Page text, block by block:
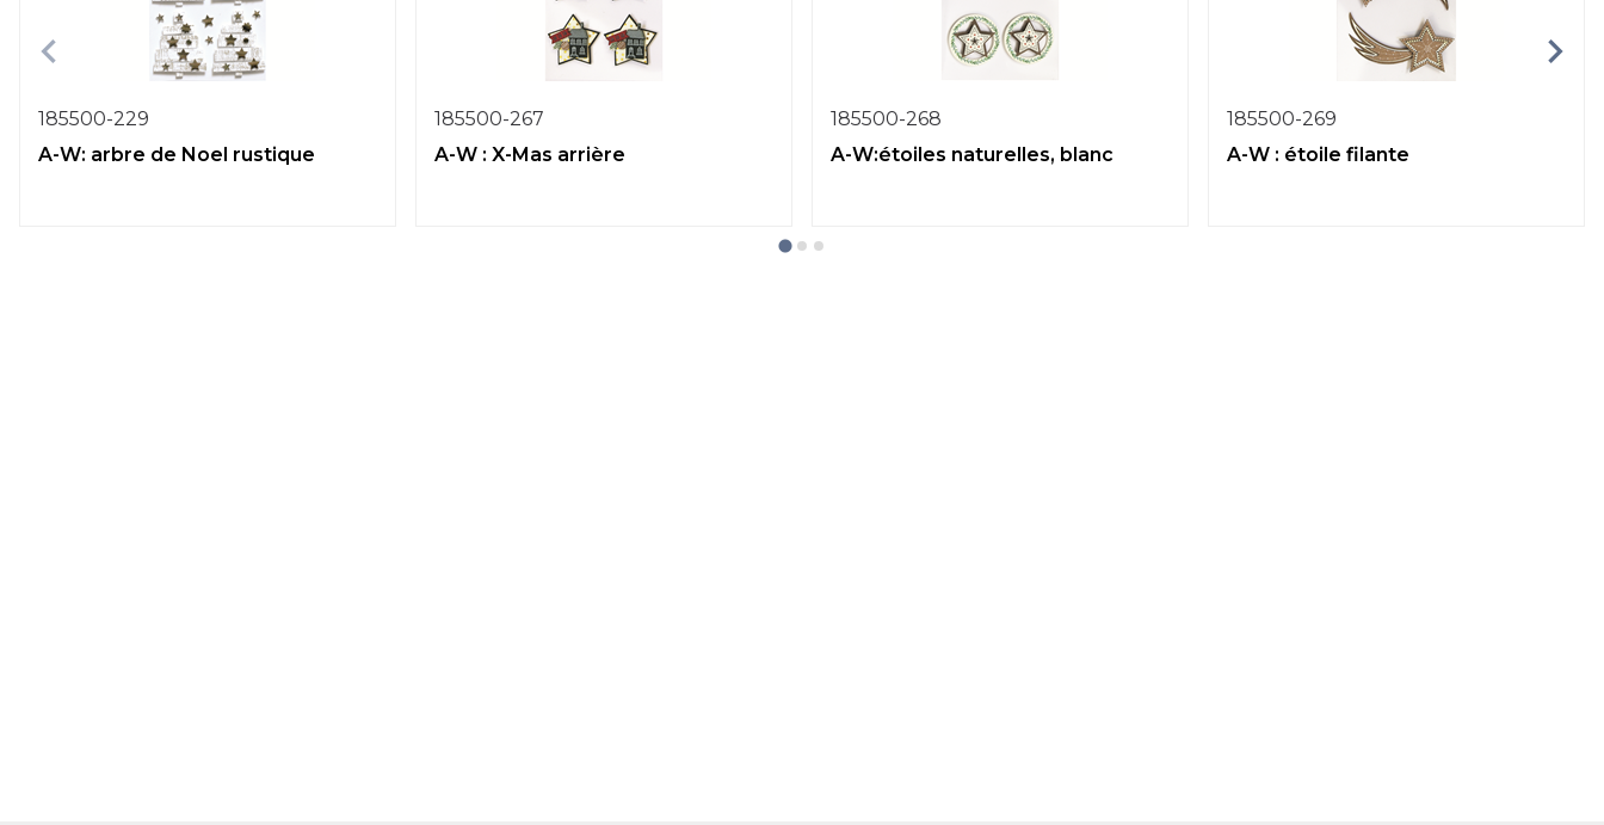
185500-229
A-W: arbre de Noel rustique
185500-267
A-W : X-Mas arrière
185500-268
A-W:étoiles naturelles, blanc
185500-269
A-W : étoile filante